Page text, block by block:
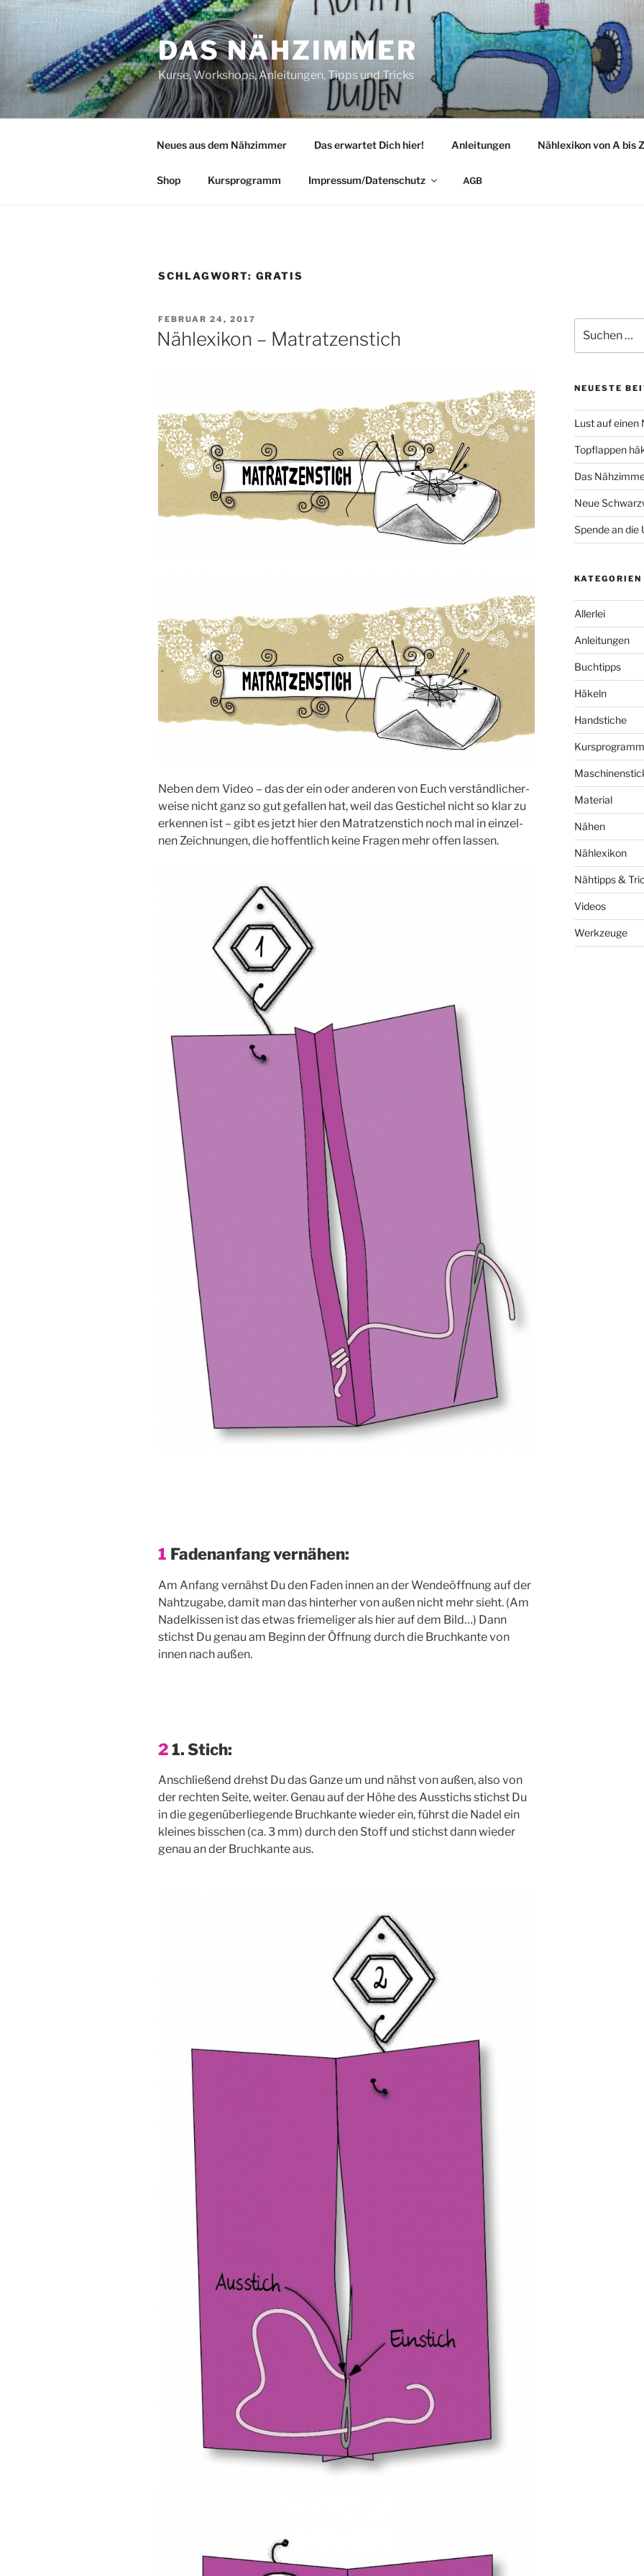
Zum
Inhalt
springen
DAS NÄHZIMMER
Kurse, Workshops, Anleitungen, Tipps und Tricks
Neues aus dem Nähzimmer Das erwartet Dich hier! Anleitungen Nählexikon von A bis Z
Shop Kursprogramm Impressum/Datenschutz AGB
SCHLAGWORT: GRATIS
VERÖFFENTLICHT
AM
FEBRUAR 24, 2017
Nählexikon – Matratzenstich
Neben dem Video – das der ein oder ande­ren von Euch ver­ständ­li­cher­
wei­se nicht ganz so gut gefal­len hat, weil das Gesti­chel nicht so klar zu
erken­nen ist – gibt es jetzt hier den Matrat­zen­stich noch mal in ein­zel­
nen Zeich­nun­gen, die hof­fent­lich kei­ne Fra­gen mehr offen lassen.
1 Fadenanfang vernähen:
Am Anfang ver­nähst Du den Faden innen an der Wen­de­öff­nung auf der
Naht­zu­ga­be, damit man das hin­ter­her von außen nicht mehr sieht. (Am
Nadel­kis­sen ist das etwas frie­me­li­ger als hier auf dem Bild…) Dann
stichst Du genau am Beginn der Öff­nung durch die Bruch­kan­te von
innen nach außen.
21. Stich:
Anschlie­ßend drehst Du das Gan­ze um und nähst von außen, also von
der rech­ten Sei­te, wei­ter. Genau auf der Höhe des Aus­stichs stichst Du
in die gegen­über­lie­gen­de Bruch­kan­te wie­der ein, führst die Nadel ein
klei­nes biss­chen (ca. 3 mm) durch den Stoff und stichst dann wie­der
genau an der Bruch­kan­te aus.
nach:
NEUESTE
Lust auf einen
Topflappen
Das
Neue
Spende an die
KATEGORIEN
Allerlei
Anleitungen
Buchtipps
Häkeln
Handstiche
Kursprogramm
Material
Nähen
Nählexikon
Nähtipps &
Videos
Werkzeuge